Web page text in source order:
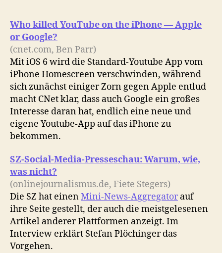
Hausbsetzung
Who killed YouTube on the iPhone — Apple
or Google?
(cnet.com, Ben Parr)
Mit iOS 6 wird die Standard-Youtube App vom
iPhone Homescreen verschwinden, während
sich zunächst einiger Zorn gegen Apple entlud
macht CNet klar, dass auch Google ein großes
Interesse daran hat, endlich eine neue und
eigene Youtube-App auf das iPhone zu
bekommen.
SZ-Social-Media-Presseschau: Warum, wie,
was nicht?
(onlinejournalismus.de, Fiete Stegers)
Die SZ hat einenMini-News-Aggregator auf
ihre Seite gestellt, der auch die meistgelesenen
Artikel anderer Plattformen anzeigt. Im
Interview erklärt Stefan Plöchinger das
Vorgehen.